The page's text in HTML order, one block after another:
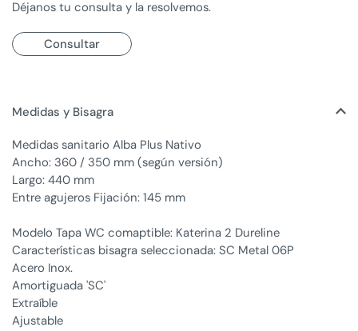
Déjanos tu consulta y la resolvemos.
Consultar
Medidas y Bisagra
Medidas sanitario Alba Plus Nativo
Ancho: 360 / 350 mm (según versión)
Largo: 440 mm
Entre agujeros Fijación: 145 mm
Modelo Tapa WC comaptible: Katerina 2 Dureline
Características bisagra seleccionada: SC Metal 06P
Acero Inox.
Amortiguada 'SC'
Extraíble
Ajustable